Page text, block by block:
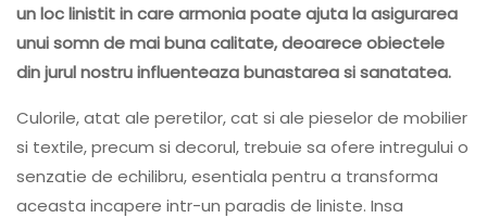
un loc linistit in care armonia poate ajuta la asigurarea
unui somn de mai buna calitate, deoarece obiectele
din jurul nostru influenteaza bunastarea si sanatatea.
Culorile, atat ale peretilor, cat si ale pieselor de mobilier
si textile, precum si decorul, trebuie sa ofere intregului o
senzatie de echilibru, esentiala pentru a transforma
aceasta incapere intr-un paradis de liniste. Insa